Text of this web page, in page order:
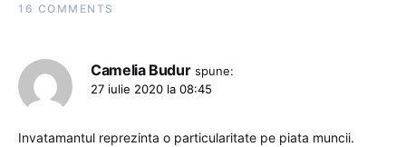
16 COMMENTS
Camelia Budur spune:
27 iulie 2020 la 08:45
Invatamantul reprezinta o particularitate pe piata muncii.